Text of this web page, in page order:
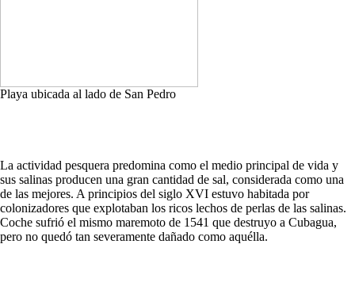
Playa ubicada al lado de San Pedro
La actividad pesquera predomina como el medio principal de vida y
sus salinas producen una gran cantidad de sal, considerada como una
de las mejores. A principios del siglo XVI estuvo habitada por
colonizadores que explotaban los ricos lechos de perlas de las salinas.
Coche sufrió el mismo maremoto de 1541 que destruyo a Cubagua,
pero no quedó tan severamente dañado como aquélla.